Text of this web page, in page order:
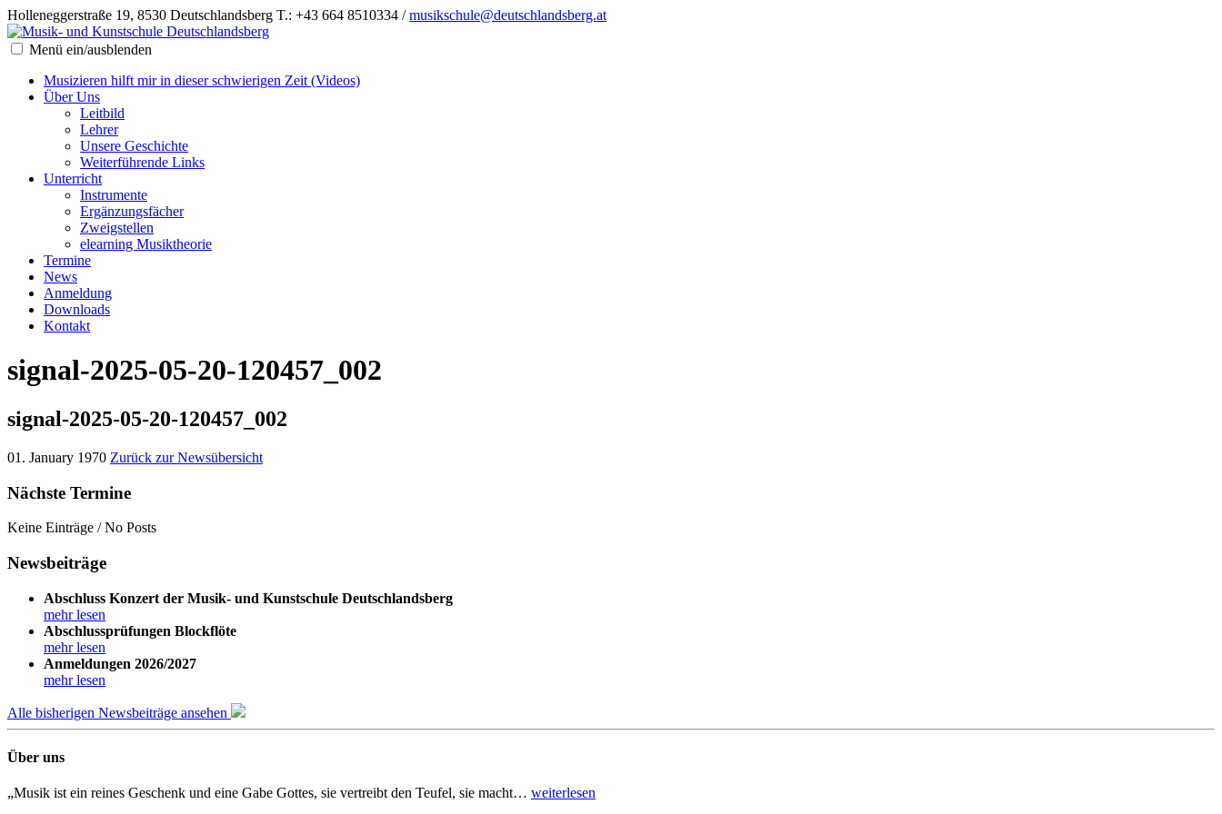
Holleneggerstraße 19, 8530 Deutschlandsberg T.: +43 664 8510334 /musikschule@deutschlandsberg.at
Menü ein/ausblenden
Musizieren hilft mir in dieser schwierigen Zeit (Videos)
Über Uns
Leitbild
Lehrer
Unsere Geschichte
Weiterführende Links
Unterricht
Instrumente
Ergänzungsfächer
Zweigstellen
elearning Musiktheorie
Termine
News
Anmeldung
Downloads
Kontakt
signal-2025-05-20-120457_002
signal-2025-05-20-120457_002
01. January 1970 Zurück zur Newsübersicht
Nächste Termine
Keine Einträge / No Posts
Newsbeiträge
Abschluss Konzert der Musik- und Kunstschule Deutschlandsberg
mehr lesen
Abschlussprüfungen Blockflöte
mehr lesen
Anmeldungen 2026/2027
mehr lesen
Alle bisherigen Newsbeiträge ansehen
Über uns
„Musik ist ein reines Geschenk und eine Gabe Gottes, sie vertreibt den Teufel, sie macht… weiterlesen